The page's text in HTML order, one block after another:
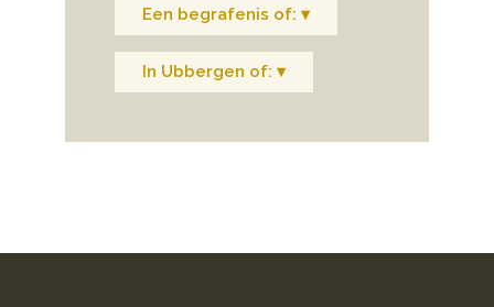
Een begrafenis of: ▾
In Ubbergen of: ▾